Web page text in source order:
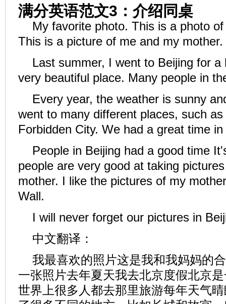
满分英语范文3：介绍同桌
My favorite photo. This is a photo
This is a picture of me and my mother.
Last summer, I went to Beijing for a
very beautiful place. Many people in
Every year, the weather is sunny
went to many different places, such
Forbidden City. We had a great time
People in Beijing had a good time
people are very good at taking
mother. I like the pictures of my
Wall.
I will never forget our pictures in
中文翻译：
我最喜欢的照片这是我和我妈妈的
一张照片去年夏天我去北京度假北京
世界上很多人都去那里旅游每年天气